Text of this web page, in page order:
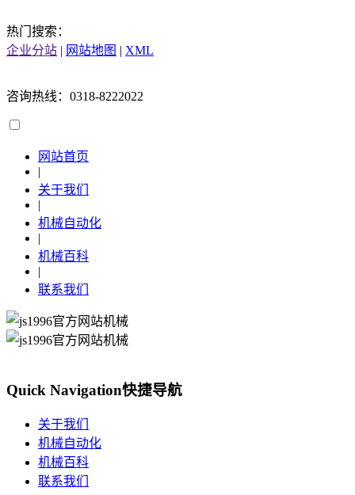
热门搜索：
企业分站 | 网站地图 | XML
咨询热线：0318-8222022
网站首页
|
关于我们
|
机械自动化
|
机械百科
|
联系我们
Quick Navigation快捷导航
关于我们
机械自动化
机械百科
联系我们